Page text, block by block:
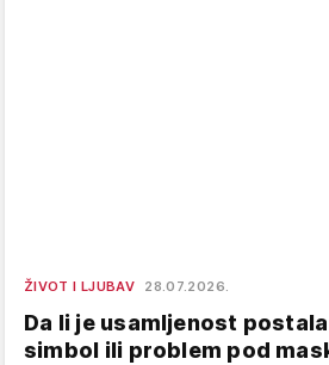
ŽIVOT I LJUBAV 28.07.2026.
Da li je usamljenost
simbol ili problem pod